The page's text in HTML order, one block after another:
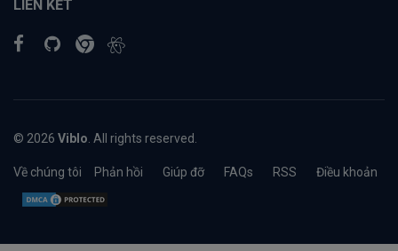
LIÊN KẾT
© 2026 Viblo . All rights reserved.
Về chúng tôi Phản hồi Giúp đỡ FAQs RSS Điều khoản